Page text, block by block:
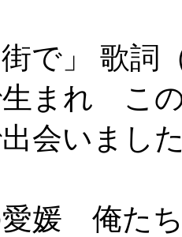
で」 歌詞
生まれ こ
出会いま
媛 俺た